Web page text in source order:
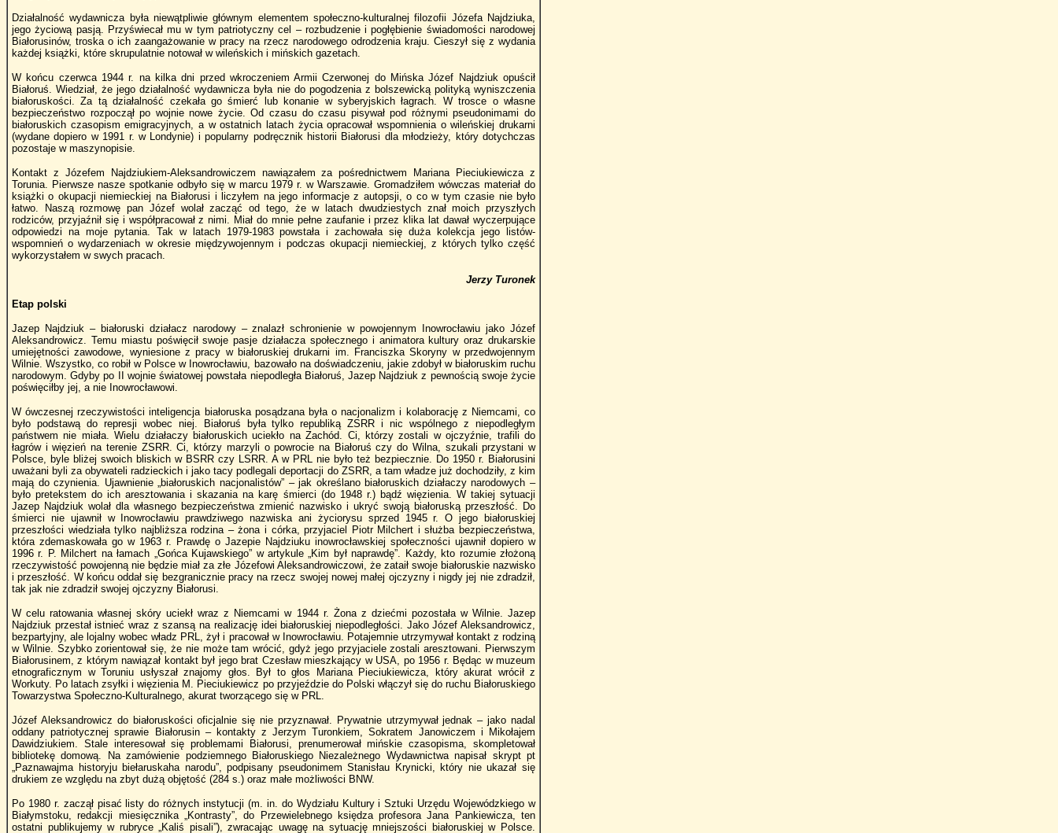
Działalność wydawnicza była niewątpliwie głównym elementem społeczno-kulturalnej filozofii Józefa Najdziuka,
jego życiową pasją. Przyświecał mu w tym patriotyczny cel – rozbudzenie i pogłębienie świadomości narodowej
Białorusinów, troska o ich zaangażowanie w pracy na rzecz narodowego odrodzenia kraju. Cieszył się z wydania
każdej książki, które skrupulatnie notował w wileńskich i mińskich gazetach.
W końcu czerwca 1944 r. na kilka dni przed wkroczeniem Armii Czerwonej do Mińska Józef Najdziuk opuścił
Białoruś. Wiedział, że jego działalność wydawnicza była nie do pogodzenia z bolszewicką polityką wyniszczenia
białoruskości. Za tą działalność czekała go śmierć lub konanie w syberyjskich łagrach. W trosce o własne
bezpieczeństwo rozpoczął po wojnie nowe życie. Od czasu do czasu pisywał pod różnymi pseudonimami do
białoruskich czasopism emigracyjnych, a w ostatnich latach życia opracował wspomnienia o wileńskiej drukarni
(wydane dopiero w 1991 r. w Londynie) i popularny podręcznik historii Białorusi dla młodzieży, który dotychczas
pozostaje w maszynopisie.
Kontakt z Józefem Najdziukiem-Aleksandrowiczem nawiązałem za pośrednictwem Mariana Pieciukiewicza z
Torunia. Pierwsze nasze spotkanie odbyło się w marcu 1979 r. w Warszawie. Gromadziłem wówczas materiał do
książki o okupacji niemieckiej na Białorusi i liczyłem na jego informacje z autopsji, o co w tym czasie nie było
łatwo. Naszą rozmowę pan Józef wolał zacząć od tego, że w latach dwudziestych znał moich przyszłych
rodziców, przyjaźnił się i współpracował z nimi. Miał do mnie pełne zaufanie i przez klika lat dawał wyczerpujące
odpowiedzi na moje pytania. Tak w latach 1979-1983 powstała i zachowała się duża kolekcja jego listów-
wspomnień o wydarzeniach w okresie międzywojennym i podczas okupacji niemieckiej, z których tylko część
wykorzystałem w swych pracach.
Jerzy Turonek
Etap polski
Jazep Najdziuk – białoruski działacz narodowy – znalazł schronienie w powojennym Inowrocławiu jako Józef
Aleksandrowicz. Temu miastu poświęcił swoje pasje działacza społecznego i animatora kultury oraz drukarskie
umiejętności zawodowe, wyniesione z pracy w białoruskiej drukarni im. Franciszka Skoryny w przedwojennym
Wilnie. Wszystko, co robił w Polsce w Inowrocławiu, bazowało na doświadczeniu, jakie zdobył w białoruskim ruchu
narodowym. Gdyby po II wojnie światowej powstała niepodległa Białoruś, Jazep Najdziuk z pewnością swoje życie
poświęciłby jej, a nie Inowrocławowi.
W ówczesnej rzeczywistości inteligencja białoruska posądzana była o nacjonalizm i kolaborację z Niemcami, co
było podstawą do represji wobec niej. Białoruś była tylko republiką ZSRR i nic wspólnego z niepodległym
państwem nie miała. Wielu działaczy białoruskich uciekło na Zachód. Ci, którzy zostali w ojczyźnie, trafili do
łagrów i więzień na terenie ZSRR. Ci, którzy marzyli o powrocie na Białoruś czy do Wilna, szukali przystani w
Polsce, byle bliżej swoich bliskich w BSRR czy LSRR. A w PRL nie było też bezpiecznie. Do 1950 r. Białorusini
uważani byli za obywateli radzieckich i jako tacy podlegali deportacji do ZSRR, a tam władze już dochodziły, z kim
mają do czynienia. Ujawnienie „białoruskich nacjonalistów” – jak określano białoruskich działaczy narodowych –
było pretekstem do ich aresztowania i skazania na karę śmierci (do 1948 r.) bądź więzienia. W takiej sytuacji
Jazep Najdziuk wolał dla własnego bezpieczeństwa zmienić nazwisko i ukryć swoją białoruską przeszłość. Do
śmierci nie ujawnił w Inowrocławiu prawdziwego nazwiska ani życiorysu sprzed 1945 r. O jego białoruskiej
przeszłości wiedziała tylko najbliższa rodzina – żona i córka, przyjaciel Piotr Milchert i służba bezpieczeństwa,
która zdemaskowała go w 1963 r. Prawdę o Jazepie Najdziuku inowrocławskiej społeczności ujawnił dopiero w
1996 r. P. Milchert na łamach „Gońca Kujawskiego” w artykule „Kim był naprawdę”. Każdy, kto rozumie złożoną
rzeczywistość powojenną nie będzie miał za złe Józefowi Aleksandrowiczowi, że zataił swoje białoruskie nazwisko
i przeszłość. W końcu oddał się bezgranicznie pracy na rzecz swojej nowej małej ojczyzny i nigdy jej nie zdradził,
tak jak nie zdradził swojej ojczyzny Białorusi.
W celu ratowania własnej skóry uciekł wraz z Niemcami w 1944 r. Żona z dziećmi pozostała w Wilnie. Jazep
Najdziuk przestał istnieć wraz z szansą na realizację idei białoruskiej niepodległości. Jako Józef Aleksandrowicz,
bezpartyjny, ale lojalny wobec władz PRL, żył i pracował w Inowrocławiu. Potajemnie utrzymywał kontakt z rodziną
w Wilnie. Szybko zorientował się, że nie może tam wrócić, gdyż jego przyjaciele zostali aresztowani. Pierwszym
Białorusinem, z którym nawiązał kontakt był jego brat Czesław mieszkający w USA, po 1956 r. Będąc w muzeum
etnograficznym w Toruniu usłyszał znajomy głos. Był to głos Mariana Pieciukiewicza, który akurat wrócił z
Workuty. Po latach zsyłki i więzienia M. Pieciukiewicz po przyjeździe do Polski włączył się do ruchu Białoruskiego
Towarzystwa Społeczno-Kulturalnego, akurat tworzącego się w PRL.
Józef Aleksandrowicz do białoruskości oficjalnie się nie przyznawał. Prywatnie utrzymywał jednak – jako nadal
oddany patriotycznej sprawie Białorusin – kontakty z Jerzym Turonkiem, Sokratem Janowiczem i Mikołajem
Dawidziukiem. Stale interesował się problemami Białorusi, prenumerował mińskie czasopisma, skompletował
bibliotekę domową. Na zamówienie podziemnego Białoruskiego Niezależnego Wydawnictwa napisał skrypt pt
„Paznawajma historyju biełaruskaha narodu”, podpisany pseudonimem Stanisłau Krynicki, który nie ukazał się
drukiem ze względu na zbyt dużą objętość (284 s.) oraz małe możliwości BNW.
Po 1980 r. zaczął pisać listy do różnych instytucji (m. in. do Wydziału Kultury i Sztuki Urzędu Wojewódzkiego w
Białymstoku, redakcji miesięcznika „Kontrasty”, do Przewielebnego księdza profesora Jana Pankiewicza, ten
ostatni publikujemy w rubryce „Kaliś pisali”), zwracając uwagę na sytuację mniejszości białoruskiej w Polsce.